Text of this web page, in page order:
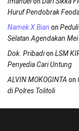
Huruf Pendobrak
Namek X Bian on
Selatan Agendakan
Dok. Pribadion LSM
Penyedia Cari Untung
ALVIN MOKOGINTA on
di Polres Tolitoli